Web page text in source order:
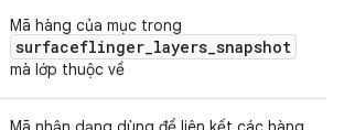
Mã hàng của mục trong
surfaceflinger_layers_snapshot
mà lớp thuộc về